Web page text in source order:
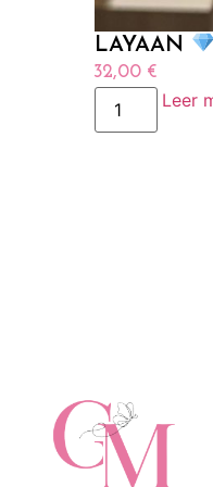
LAYAAN
32,00 €
Leer